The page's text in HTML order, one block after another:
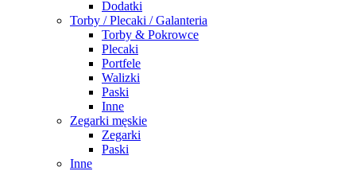
Dodatki
Torby / Plecaki / Galanteria
Torby & Pokrowce
Plecaki
Portfele
Walizki
Paski
Inne
Zegarki męskie
Zegarki
Paski
Inne